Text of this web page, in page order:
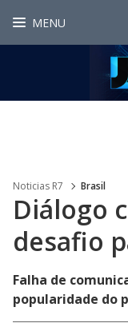
MENU
Noticias R7 Brasil
Diálogo
desafio
Falha de
popularidade do